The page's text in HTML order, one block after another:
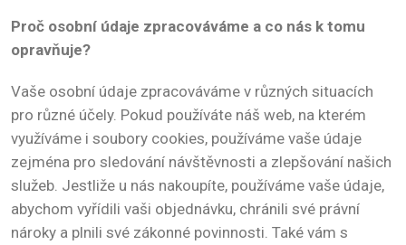
Proč osobní údaje zpracováváme a co nás k tomu
opravňuje?
Vaše osobní údaje zpracováváme v různých situacích
pro různé účely. Pokud používáte náš web, na kterém
využíváme i soubory cookies, používáme vaše údaje
zejména pro sledování návštěvnosti a zlepšování našich
služeb. Jestliže u nás nakoupíte, používáme vaše údaje,
abychom vyřídili vaši objednávku, chránili své právní
nároky a plnili své zákonné povinnosti. Také vám s